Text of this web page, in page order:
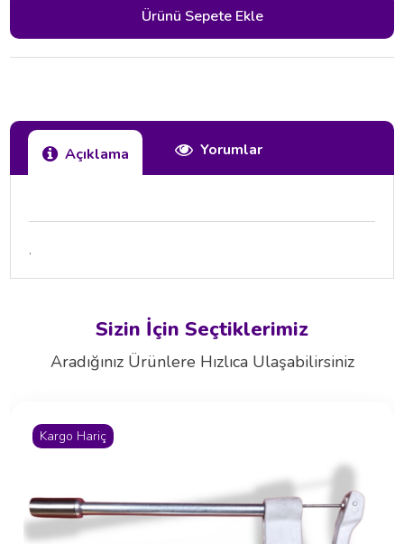
Açıklama Yorumlar
.
Sizin İçin Seçtiklerimiz
Aradığınız Ürünlere Hızlıca Ulaşabilirsiniz
Kargo Hariç